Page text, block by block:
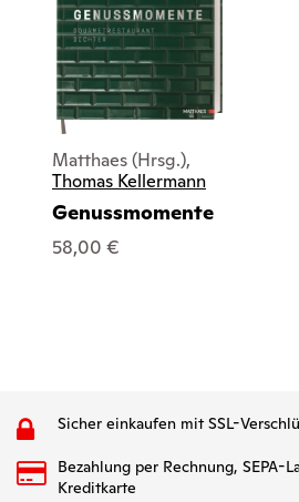
Matthaes (Hrsg.),
Thomas Kellermann
Genussmomente
58,00 €
Sicher einkaufen mit SSL-
Bezahlung per Rechnung, SEPA-
Kreditkarte